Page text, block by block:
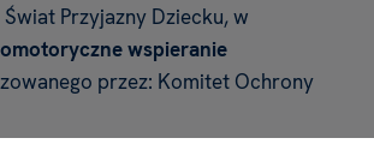
Przyjazny Dziecku, w
wspieranie
przez: Komitet Ochrony